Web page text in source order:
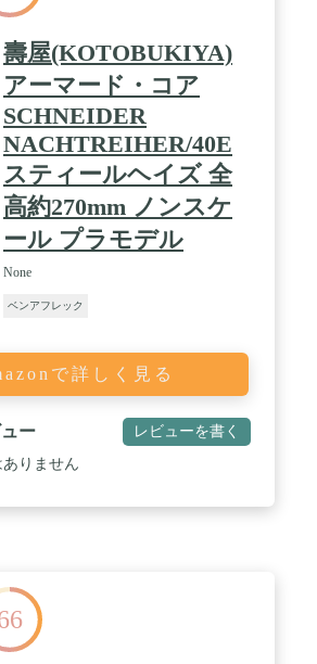
壽屋(KOTOBUKIYA)
アーマード・コア
SCHNEIDER
NACHTREIHER/40E
スティールヘイズ 全
高約270mm ノンスケ
ール プラモデル
None
ベンアフレック
で詳しく見る
ー レビューを書く
りません